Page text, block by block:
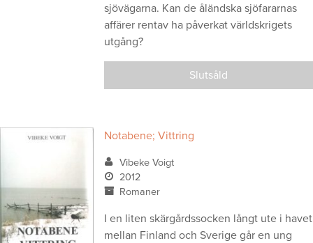
sjövägarna. Kan de åländska sjöfararnas
affärer rentav ha påverkat världskrigets
utgång?
Slutsåld
Notabene; Vittring
Vibeke Voigt
2012
Romaner
I en liten skärgårdssocken långt ute i havet
mellan Finland och Sverige går en ung